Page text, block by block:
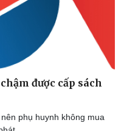
được cấp sách
phụ huynh không mua